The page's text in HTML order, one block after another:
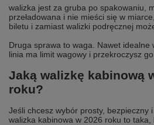
walizka jest za gruba po spakowaniu,
przeładowana i nie mieści się w
biletu i zamiast walizki podręcznej
Druga sprawa to waga. Nawet idealne
linia ma limit wagowy i przekroczysz go
Jaką walizkę kabinową
roku?
Jeśli chcesz wybór prosty, bezpieczny
walizka kabinowa w 2026 roku to taka,